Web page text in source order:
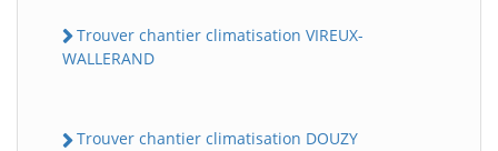
Trouver chantier climatisation VIREUX-
WALLERAND
Trouver chantier climatisation DOUZY